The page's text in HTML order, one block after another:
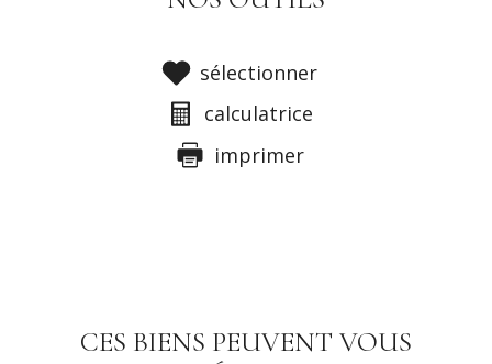
sélectionner
calculatrice
imprimer
CES BIENS PEUVENT VOUS